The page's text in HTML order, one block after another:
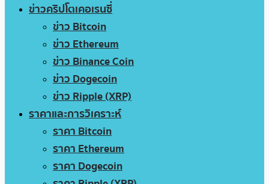
ข่าวคริปโตเคอเรนซี่
ข่าว Bitcoin
ข่าว Ethereum
ข่าว Binance Coin
ข่าว Dogecoin
ข่าว Ripple (XRP)
ราคาและการวิเคราะห์
ราคา Bitcoin
ราคา Ethereum
ราคา Dogecoin